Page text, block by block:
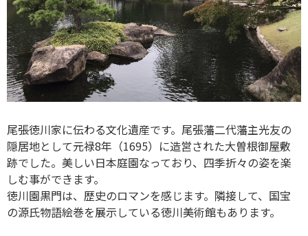
尾張徳川家に伝わる文化遺産です。尾張藩二代藩主光友の
隠居地として元禄8年（1695）に造営された大曽根御屋敷
跡でした。美しい日本庭園なっており、四季折々の姿を楽
しむ事ができます。
徳川園黒門は、歴史のロマンを感じます。隣接して、国宝
の源氏物語絵巻を展示している徳川美術館もあります。